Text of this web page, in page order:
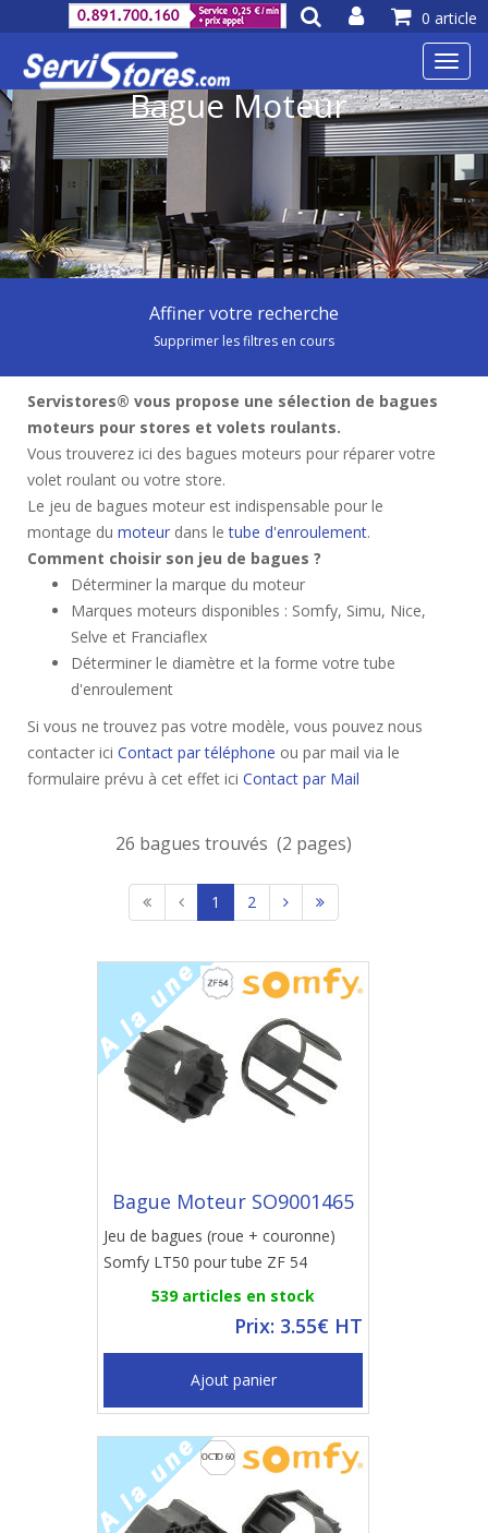
0 article
Bague Moteur
Affiner votre recherche
Supprimer les filtres en cours
Servistores® vous propose une sélection de bagues
moteurs pour stores et volets roulants.
Vous trouverez ici des bagues moteurs pour réparer votre
volet roulant ou votre store.
Le jeu de bagues moteur est indispensable pour le
montage du moteur dans letube d'enroulement.
Comment choisir son jeu de bagues ?
Déterminer la marque du moteur
Marques moteurs disponibles : Somfy, Simu, Nice,
Selve et Franciaflex
Déterminer le diamètre et la forme votre tube
d'enroulement
Si vous ne trouvez pas votre modèle, vous pouvez nous
contacter ici Contact par téléphone ou par mail via le
formulaire prévu à cet effet ici Contact par Mail
26 bagues trouvés (2 pages)
1 2
Bague Moteur SO9001465
Jeu de bagues (roue + couronne)
Somfy LT50 pour tube ZF 54
539 articles en stock
Prix: 3.55€ HT
Ajout panier